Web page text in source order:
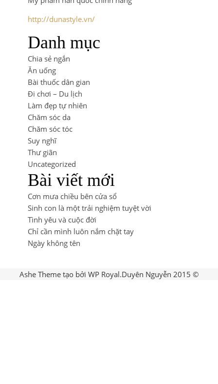
http://dunastyle.vn/
Danh mục
Chia sẻ ngắn
Ăn uống
Bài thuốc dân gian
Đi chơi – Du lịch
Làm đẹp tự nhiên
Chăm sóc da
Chăm sóc tóc
Suy nghĩ
Thư giãn
Uncategorized
Bài viết mới
Cơn mưa chiều bên cửa sổ
Sinh con là một trải nghiệm tuyệt vời
Tình yêu và cuộc đời
Chỉ cần mình luôn nắm chặt tay
Ngày không tên
Duyên Nguyễn 2015 ©
Ashe Theme tạo bởi WP Royal.